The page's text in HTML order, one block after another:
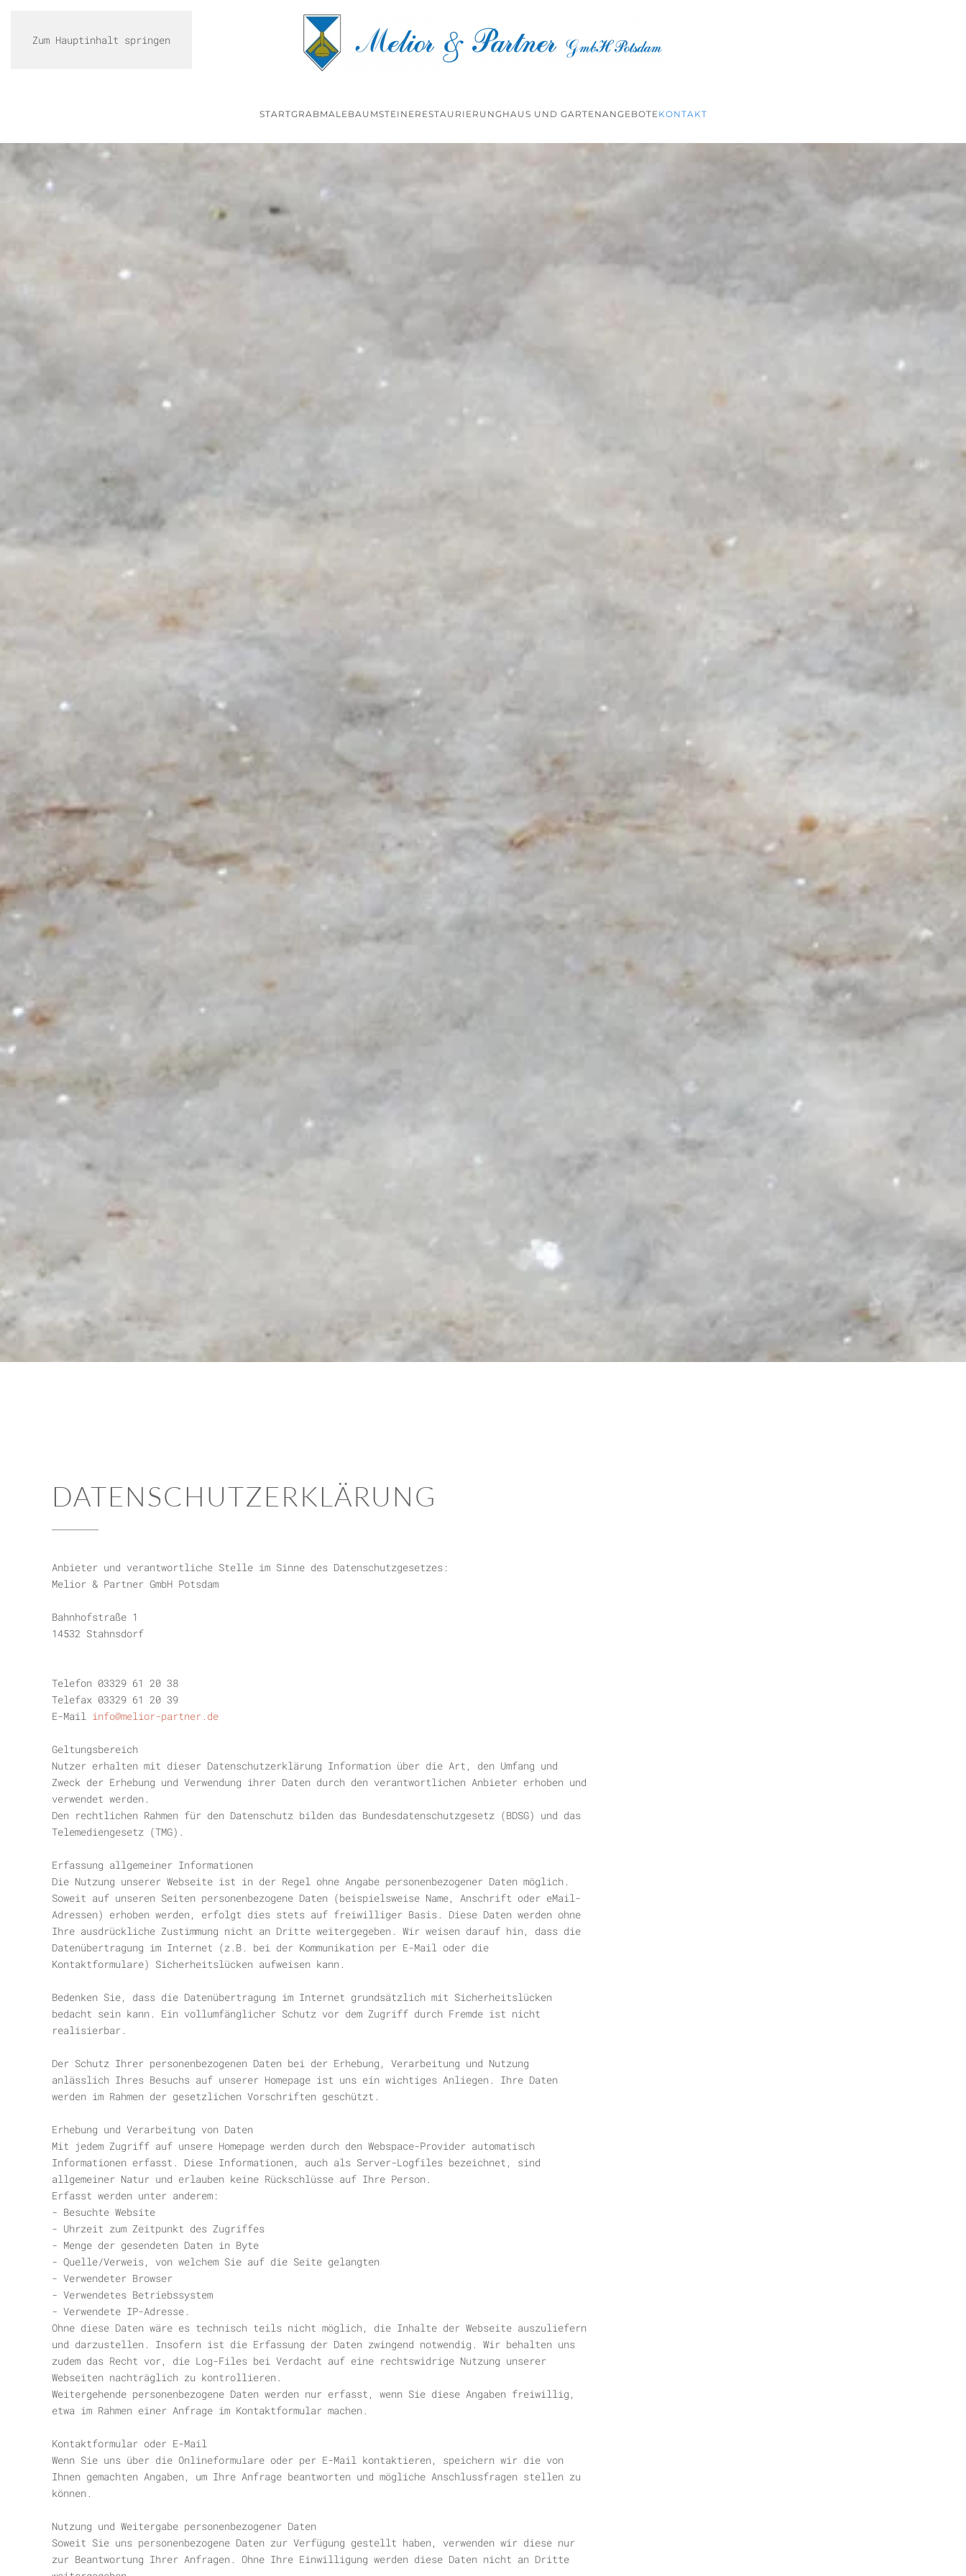
Zum Hauptinhalt springen
STARTGRABMALEBAUMSTEINERESTAURIERUNGHAUS UND GARTENANGEBOTEKONTAKT
DATENSCHUTZERKLÄRUNG
Anbieter und verantwortliche Stelle im Sinne des Datenschutzgesetzes:
Melior & Partner GmbH Potsdam
Bahnhofstraße 1
14532 Stahnsdorf
Telefon 03329 61 20 38
Telefax 03329 61 20 39
E-Mail info@melior-partner.de
Geltungsbereich
Nutzer erhalten mit dieser Datenschutzerklärung Information über die Art, den Umfang und
Zweck der Erhebung und Verwendung ihrer Daten durch den verantwortlichen Anbieter erhoben und
verwendet werden.
Den rechtlichen Rahmen für den Datenschutz bilden das Bundesdatenschutzgesetz (BDSG) und das
Telemediengesetz (TMG).
Erfassung allgemeiner Informationen
Die Nutzung unserer Webseite ist in der Regel ohne Angabe personenbezogener Daten möglich.
Soweit auf unseren Seiten personenbezogene Daten (beispielsweise Name, Anschrift oder eMail-
Adressen) erhoben werden, erfolgt dies stets auf freiwilliger Basis. Diese Daten werden ohne
Ihre ausdrückliche Zustimmung nicht an Dritte weitergegeben. Wir weisen darauf hin, dass die
Datenübertragung im Internet (z.B. bei der Kommunikation per E-Mail oder die
Kontaktformulare) Sicherheitslücken aufweisen kann.
Bedenken Sie, dass die Datenübertragung im Internet grundsätzlich mit Sicherheitslücken
bedacht sein kann. Ein vollumfänglicher Schutz vor dem Zugriff durch Fremde ist nicht
realisierbar.
Der Schutz Ihrer personenbezogenen Daten bei der Erhebung, Verarbeitung und Nutzung
anlässlich Ihres Besuchs auf unserer Homepage ist uns ein wichtiges Anliegen. Ihre Daten
werden im Rahmen der gesetzlichen Vorschriften geschützt.
Erhebung und Verarbeitung von Daten
Mit jedem Zugriff auf unsere Homepage werden durch den Webspace-Provider automatisch
Informationen erfasst. Diese Informationen, auch als Server-Logfiles bezeichnet, sind
allgemeiner Natur und erlauben keine Rückschlüsse auf Ihre Person.
Erfasst werden unter anderem:
- Besuchte Website
- Uhrzeit zum Zeitpunkt des Zugriffes
- Menge der gesendeten Daten in Byte
- Quelle/Verweis, von welchem Sie auf die Seite gelangten
- Verwendeter Browser
- Verwendetes Betriebssystem
- Verwendete IP-Adresse.
Ohne diese Daten wäre es technisch teils nicht möglich, die Inhalte der Webseite auszuliefern
und darzustellen. Insofern ist die Erfassung der Daten zwingend notwendig. Wir behalten uns
zudem das Recht vor, die Log-Files bei Verdacht auf eine rechtswidrige Nutzung unserer
Webseiten nachträglich zu kontrollieren.
Weitergehende personenbezogene Daten werden nur erfasst, wenn Sie diese Angaben freiwillig,
etwa im Rahmen einer Anfrage im Kontaktformular machen.
Kontaktformular oder E-Mail
Wenn Sie uns über die Onlineformulare oder per E-Mail kontaktieren, speichern wir die von
Ihnen gemachten Angaben, um Ihre Anfrage beantworten und mögliche Anschlussfragen stellen zu
können.
Nutzung und Weitergabe personenbezogener Daten
Soweit Sie uns personenbezogene Daten zur Verfügung gestellt haben, verwenden wir diese nur
zur Beantwortung Ihrer Anfragen. Ohne Ihre Einwilligung werden diese Daten nicht an Dritte